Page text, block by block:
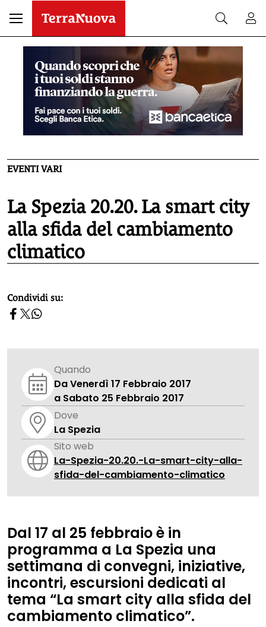
EVENTI VARI
La Spezia 20.20. La smart city
alla sfida del cambiamento
climatico
homepage h2
Condividi su:
Quando
Da Venerdì 17 Febbraio 2017
a Sabato 25 Febbraio 2017
Dove
La Spezia
Sito web
La-Spezia-20.20.-La-smart-city-alla-
sfida-del-cambiamento-climatico
Dal 17 al 25 febbraioè in
programma a La Spezia una
settimana di convegni, iniziative,
incontri, escursioni dedicati al
tema “La smart city alla sfida del
cambiamento climatico”.